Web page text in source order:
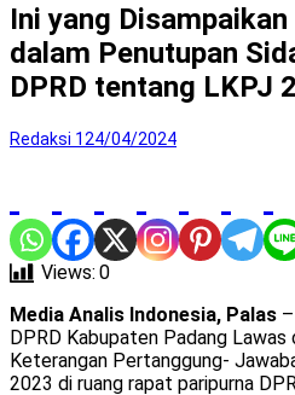
Ini yang
dalam Penutupan
DPRD tentang LKPJ
Redaksi 1 24/04/2024
Views: 0
Media Analis Indonesia, Palas
DPRD Kabupaten Padang Lawas
Keterangan Pertanggung-
2023 di ruang rapat paripurna